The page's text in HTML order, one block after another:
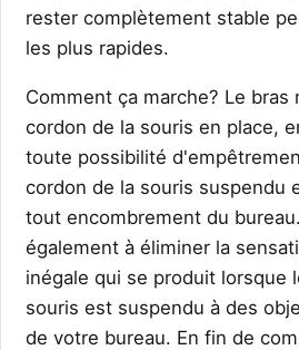
rester complètement stable
les plus rapides.
Comment ça marche? Le bras
cordon de la souris en place,
toute possibilité
cordon de la souris suspendu
tout encombrement du
également à éliminer la
inégale qui se produit lorsque
souris est suspendu à des
de votre bureau. En fin de